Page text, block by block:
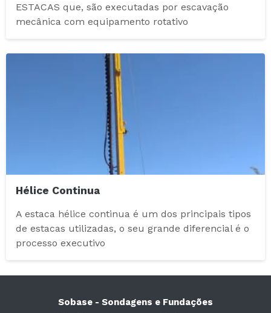
ESTACAS que, são executadas por escavação
mecânica com equipamento rotativo
Hélice Continua
A estaca hélice continua é um dos principais tipos
de estacas utilizadas, o seu grande diferencial é o
processo executivo
Sobase - Sondagens e Fundações